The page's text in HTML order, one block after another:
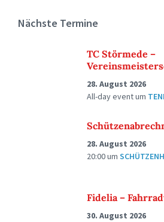
Nächste Termine
TC Störmede –
28. August 2026
All-day eventum
28. August 2026
20:00um
Fidelia –
30. August 2026